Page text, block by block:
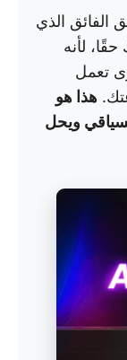
الفائق الذي
لأنه
تعمل
هذا هو
ويحل